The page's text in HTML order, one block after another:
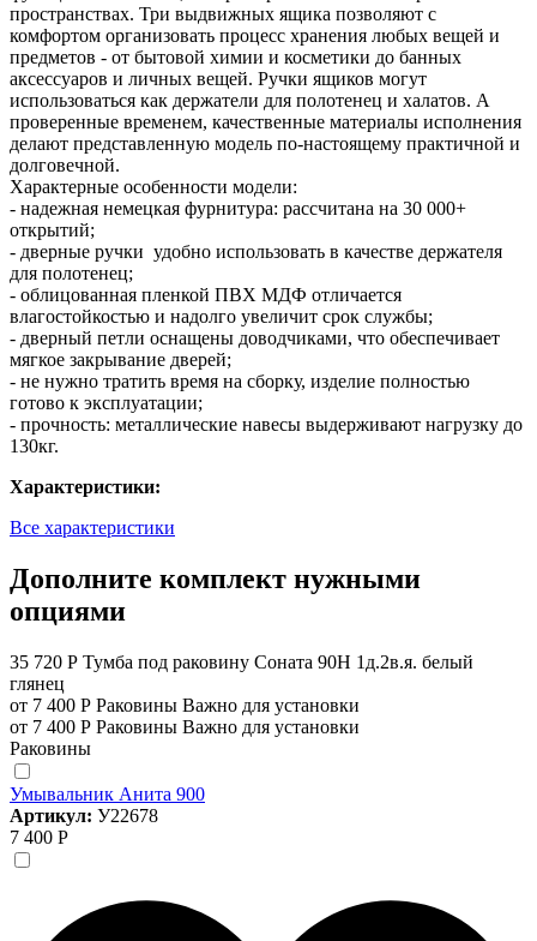
пространствах. Три выдвижных ящика позволяют с
комфортом организовать процесс хранения любых вещей и
предметов - от бытовой химии и косметики до банных
аксессуаров и личных вещей. Ручки ящиков могут
использоваться как держатели для полотенец и халатов. А
проверенные временем, качественные материалы исполнения
делают представленную модель по-настоящему практичной и
долговечной.
Характерные особенности модели:
- надежная немецкая фурнитура: рассчитана на 30 000+
открытий;
- дверные ручки удобно использовать в качестве держателя
для полотенец;
- облицованная пленкой ПВХ МДФ отличается
влагостойкостью и надолго увеличит срок службы;
- дверный петли оснащены доводчиками, что обеспечивает
мягкое закрывание дверей;
- не нужно тратить время на сборку, изделие полностью
готово к эксплуатации;
- прочность: металлические навесы выдерживают нагрузку до
130кг.
Характеристики:
Все характеристики
Дополните комплект нужными
опциями
35 720 Р Тумба под раковину Соната 90Н 1д.2в.я. белый
глянец
от 7 400 Р Раковины Важно для установки
от 7 400 Р Раковины Важно для установки
Раковины
Умывальник Анита 900
Артикул: У22678
7 400 Р